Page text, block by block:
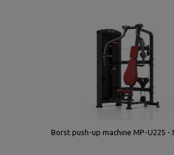
Borst push-up machine MP-U225